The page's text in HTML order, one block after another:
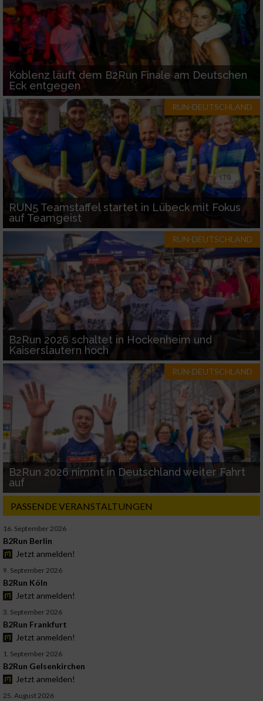
Koblenz läuft dem B2Run Finale am Deutschen
Eck entgegen
RUN-DEUTSCHLAND
RUN5 Teamstaffel startet in Lübeck mit Fokus
auf Teamgeist
RUN-DEUTSCHLAND
B2Run 2026 schaltet in Hockenheim und
Kaiserslautern hoch
RUN-DEUTSCHLAND
B2Run 2026 nimmt in Deutschland weiter Fahrt
auf
PASSENDE VERANSTALTUNGEN
16. September 2026
B2Run Berlin
Jetzt anmelden!
9. September 2026
B2Run Köln
Jetzt anmelden!
3. September 2026
B2Run Frankfurt
Jetzt anmelden!
1. September 2026
B2Run Gelsenkirchen
Jetzt anmelden!
25. August 2026